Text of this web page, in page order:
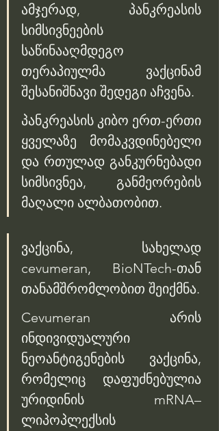
ამჯერად, პანკრეასის
სიმსივნეების
საწინააღმდეგო
თერაპიულმა ვაქცინამ
შესანიშნავი შედეგი აჩვენა.
პანკრეასის კიბო ერთ-ერთი
ყველაზე მომაკვდინებელი
და რთულად განკურნებადი
სიმსივნეა, განმეორების
მაღალი ალბათობით.
ვაქცინა, სახელად
cevumeran, BioNTech-თან
Cevumeran არის
ინდივიდუალური
ნეოანტიგენების ვაქცინა,
რომელიც დაფუძნებულია
ურიდინის mRNA–
ლიპოპლექსის